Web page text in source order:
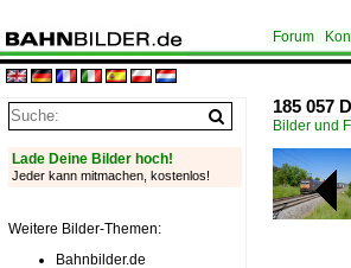
Forum
185 057
Bilder und
Lade Deine Bilder hoch!
Jeder kann mitmachen, kostenlos!
Weitere Bilder-Themen:
Bahnbilder.de